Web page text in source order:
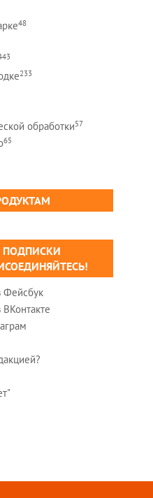
48
233
обработки57
65
ПОДПИСКИ
Фейсбук